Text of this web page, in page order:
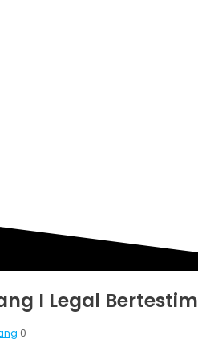
I Legal
0